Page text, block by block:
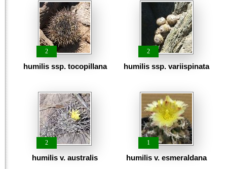
2
humilis ssp. tocopillana
2
humilis ssp. variispinata
2
humilis v. australis
1
humilis v. esmeraldana